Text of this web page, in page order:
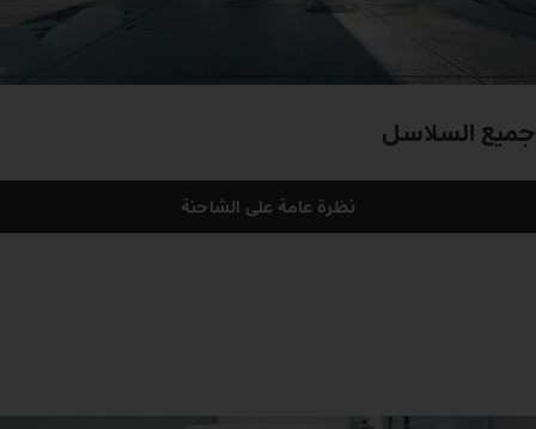
جميع السلاسل
نظرة عامة على الشاحنة